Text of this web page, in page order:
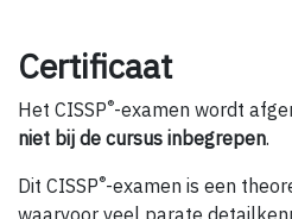
Certificaat
Het CISSP®-examen wordt
niet bij de cursus inbegrepen.
Dit CISSP®-examen is een